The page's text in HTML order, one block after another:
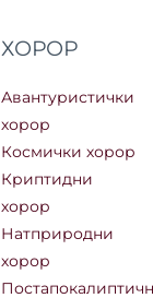
ХОРОР
Авантуристички
хорор
Космички хорор
Криптидни
хорор
Натприродни
хорор